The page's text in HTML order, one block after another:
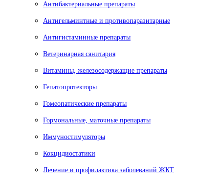
Антибактериальные препараты
Антигельминтные и противопаразитарные
Антигистаминные препараты
Ветеринарная санитария
Витамины, железосодержащие препараты
Гепатопротекторы
Гомеопатические препараты
Гормональные, маточные препараты
Иммуностимуляторы
Кокцидиостатики
Лечение и профилактика заболеваний ЖКТ